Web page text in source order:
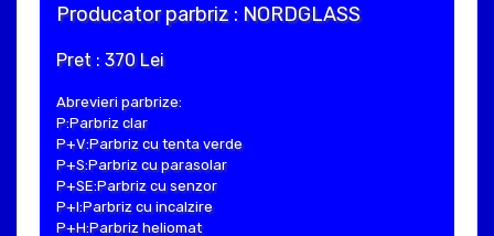
Producator parbriz : NORDGLASS
Pret : 370 Lei
Abrevieri parbrize:
P:Parbriz clar
P+V:Parbriz cu tenta verde
P+S:Parbriz cu parasolar
P+SE:Parbriz cu senzor
P+I:Parbriz cu incalzire
P+H:Parbriz heliomat